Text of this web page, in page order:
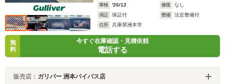
車検
'26/12 修復
なし
保証
保証付 整備
法定整備付
住所
兵庫県洲本市
無
料
今すぐ在庫確認・見積依頼
電話する
販売店： ガリバー 洲本バイパス店